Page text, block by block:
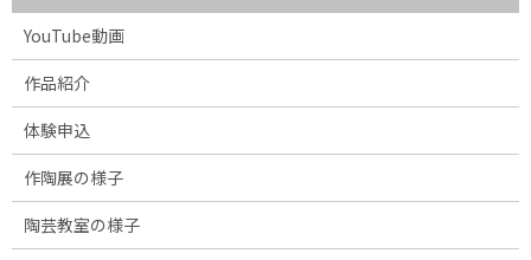
YouTube動画
作品紹介
体験申込
作陶展の様子
陶芸教室の様子